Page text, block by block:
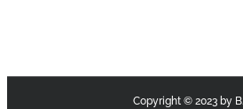
Copyright © 2023 by B.